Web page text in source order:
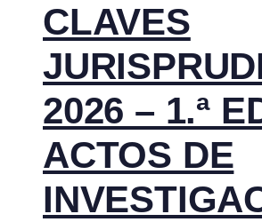
CLAVES
2026 – 1.ª
ACTOS DE